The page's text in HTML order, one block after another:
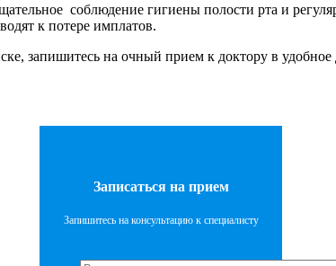
соблюдение гигиены полости рта и
к потере имплатов.
запишитесь на очный прием к доктору в
Записаться на прием
Запишитесь на консультацию к специалисту